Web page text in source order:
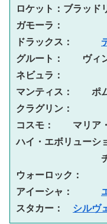
ロケット：ブラッド
ガモーラ
ドラックス：
グルート：　　ヴィ
ネビュラ：　　　　
マンティス：　　ポ
クラグリン：　　　
コスモ：　　マリア
ハイ・エボリューシ
チュクウ
ウォーロック：
アイーシャ：
スタカー： シルヴ